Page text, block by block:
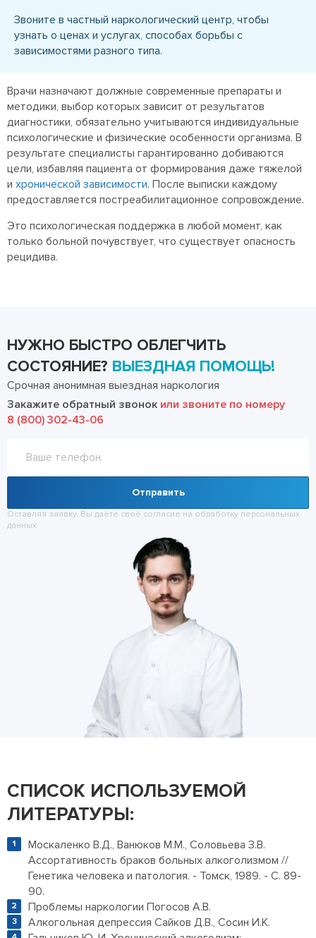
Звоните в частный наркологический центр, чтобы
узнать о ценах и услугах, способах борьбы с
зависимостями разного типа.
Врачи назначают должные современные препараты и
методики, выбор которых зависит от результатов
диагностики, обязательно учитываются индивидуальные
психологические и физические особенности организма. В
результате специалисты гарантированно добиваются
цели, избавляя пациента от формирования даже тяжелой
и хронической зависимости. После выписки каждому
предоставляется постреабилитационное сопровождение.
Это психологическая поддержка в любой момент, как
только больной почувствует, что существует опасность
рецидива.
НУЖНО БЫСТРО ОБЛЕГЧИТЬ
СОСТОЯНИЕ? ВЫЕЗДНАЯ ПОМОЩЬ!
Срочная анонимная выездная наркология
Закажите обратный звонок или звоните по номеру
8 (800) 302-43-06
Отправить
Оставляя заявку, Вы даёте своё согласие на обработку персональных
данных
СПИСОК ИСПОЛЬЗУЕМОЙ
ЛИТЕРАТУРЫ:
Москаленко В.Д., Ванюков М.М., Соловьева З.В.
Ассортативность браков больных алкоголизмом //
Генетика человека и патология. - Томск, 1989. - С. 89-
90.
Проблемы наркологии Погосов А.В.
Алкогольная депрессия Сайков Д.В., Сосин И.К.